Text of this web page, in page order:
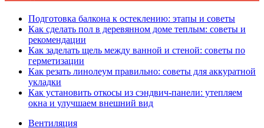
Подготовка балкона к остеклению: этапы и советы
Как сделать пол в деревянном доме теплым: советы и
рекомендации
Как заделать щель между ванной и стеной: советы по
герметизации
Как резать линолеум правильно: советы для аккуратной
укладки
Как установить откосы из сэндвич-панели: утепляем
окна и улучшаем внешний вид
Вентиляция